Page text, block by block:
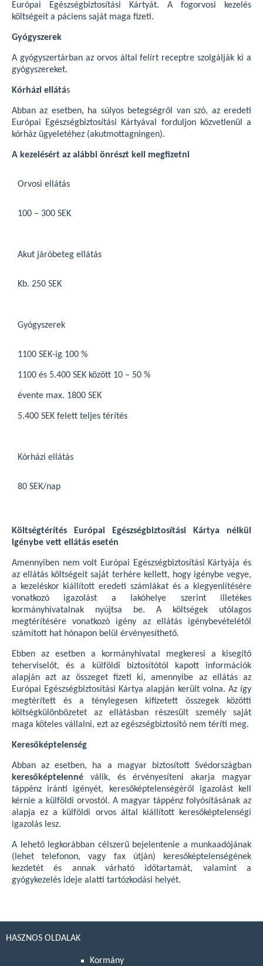
Európai Egészségbiztosítási Kártyát. A fogorvosi kezelés
költségeit a páciens saját maga fizeti.
Gyógyszerek
A gyógyszertárban az orvos által felírt receptre szolgálják ki a
gyógyszereket.
Kórházi ellátás
Abban az esetben, ha súlyos betegségről van szó, az eredeti
Európai Egészségbiztosítási Kártyával forduljon közvetlenül a
kórház ügyeletéhez (akutmottagningen).
A kezelésért az alábbi önrészt kell megfizetni
Orvosi ellátás
100 – 300 SEK
Akut járóbeteg ellátás
Kb. 250 SEK
Gyógyszerek
1100 SEK-ig 100 %
1100 és 5.400 SEK között 10 – 50 %
évente max. 1800 SEK
5.400 SEK felett teljes térítés
Kórházi ellátás
80 SEK/nap
Költségtérítés Európai Egészségbiztosítási Kártya nélkül
igénybe vett ellátás esetén
Amennyiben nem volt Európai Egészségbiztosítási Kártyája és
az ellátás költségeit saját terhére kellett, hogy igénybe vegye,
a kezeléskor kiállított eredeti számlákat és a kiegyenlítésére
vonatkozó igazolást a lakóhelye szerint illetékes
kormányhivatalnak nyújtsa be. A költségek utólagos
megtérítésére vonatkozó igény az ellátás igénybevételétől
számított hat hónapon belül érvényesíthető.
Ebben az esetben a kormányhivatal megkeresi a kisegítő
teherviselőt, és a külföldi biztosítótól kapott információk
alapján azt az összeget fizeti ki, amennyibe az ellátás az
Európai Egészségbiztosítási Kártya alapján került volna. Az így
megtérített és a ténylegesen kifizetett összegek közötti
költségkülönbözetet az ellátásban részesült személy saját
maga köteles vállalni, ezt az egészségbiztosító nem téríti meg.
Keresőképtelenség
Abban az esetben, ha a magyar biztosított Svédországban
keresőképtelenné válik, és érvényesíteni akarja magyar
táppénz iránti igényét, keresőképtelenségéről igazolást kell
kérnie a külföldi orvostól. A magyar táppénz folyósításának az
alapja ez a külföldi orvos által kiállított keresőképtelenségi
igazolás lesz.
A lehető legkorábban célszerű bejelentenie a munkaadójának
(lehet telefonon, vagy fax útján) keresőképtelenségének
kezdetét és annak várható időtartamát, valamint a
gyógykezelés ideje alatti tartózkodási helyét.
HASZNOS OLDALAK
Kormány